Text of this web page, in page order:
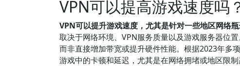
VPN可以提高游戏速度吗
VPN可以提升游戏速度，尤其是针对一些地区网络瓶
取决于网络环境、VPN服务质量以及游戏服务器位
而非直接增加带宽或提升硬件性能。根据2023年多
游戏中的卡顿和延迟，尤其是在网络拥堵或地区限